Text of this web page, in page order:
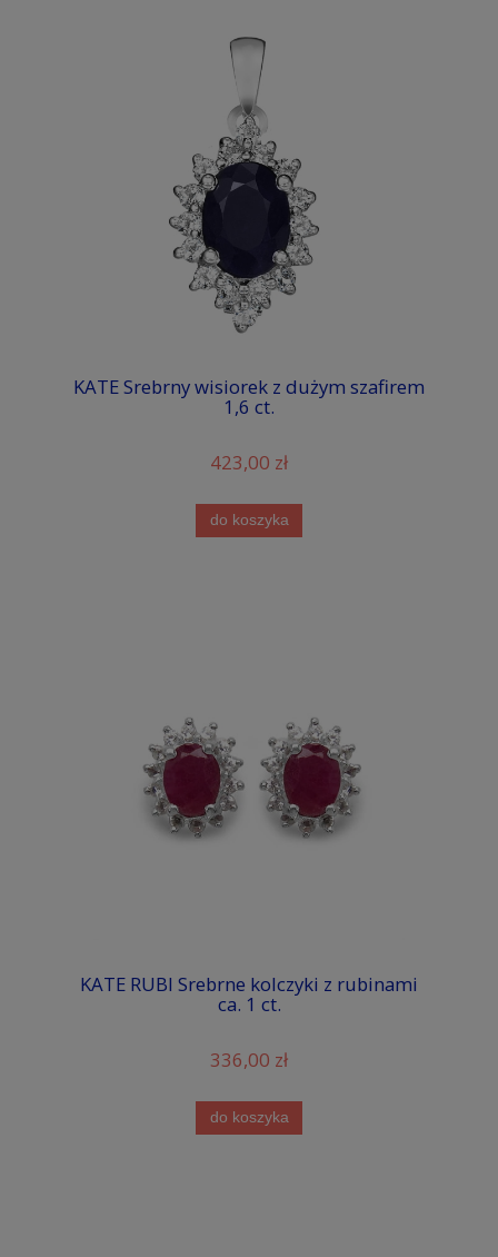
KATE Srebrny wisiorek z dużym szafirem
1,6 ct.
423,00 zł
do koszyka
KATE RUBI Srebrne kolczyki z rubinami
ca. 1 ct.
336,00 zł
do koszyka